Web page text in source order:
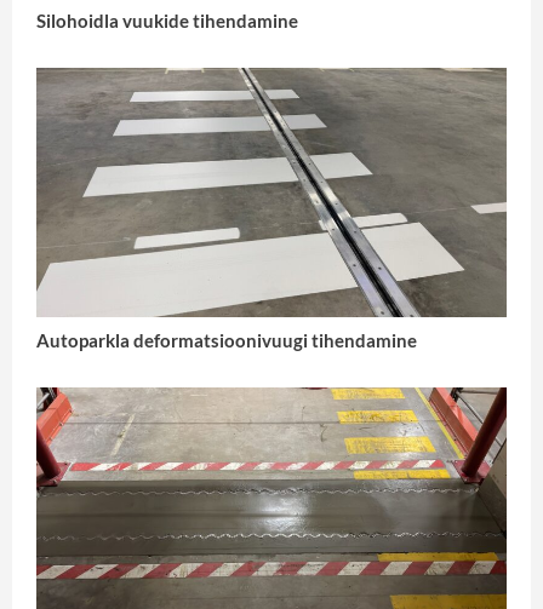
Silohoidla vuukide tihendamine
Autoparkla deformatsioonivuugi tihendamine